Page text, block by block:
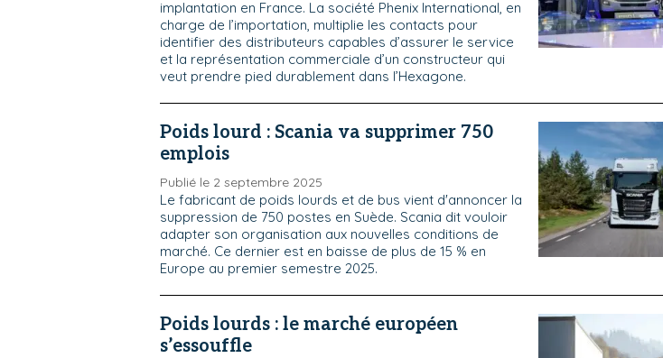
implantation en France. La société Phenix International, en
charge de l’importation, multiplie les contacts pour
identifier des distributeurs capables d’assurer le service
et la représentation commerciale d’un constructeur qui
veut prendre pied durablement dans l’Hexagone.
Poids lourd : Scania va supprimer 750
emplois
Publié le 2 septembre 2025
Le fabricant de poids lourds et de bus vient d'annoncer la
suppression de 750 postes en Suède. Scania dit vouloir
adapter son organisation aux nouvelles conditions de
marché. Ce dernier est en baisse de plus de 15 % en
Europe au premier semestre 2025.
Poids lourds : le marché européen
s’essouffle